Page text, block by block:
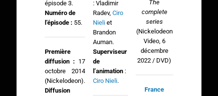
épisode 3.
Numéro de
l’épisode : 55.
Première
diffusion : 17
octobre 2014
(Nickelodeon).
Diffusion
: Vladimir
Radev, Ciro
Nieliet
Brandon
Auman.
Superviseur
de
l’animation :
Ciro Nieli.
The
complete
series
(Nickelodeon
Video, 6
décembre
2022 / DVD)
France